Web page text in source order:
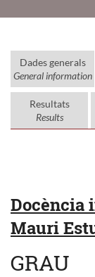
Dades generals
General information
Resultats
Results
Docència
Mauri
GRAU